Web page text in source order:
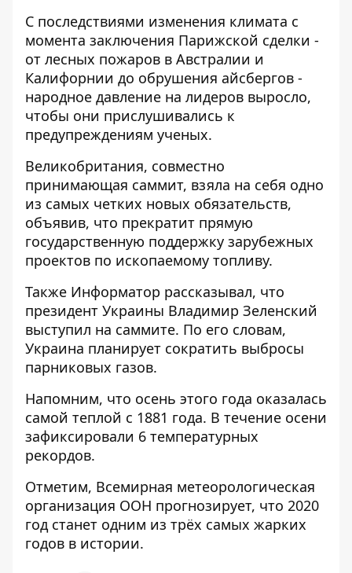
С последствиями изменения климата с
момента заключения Парижской сделки -
от лесных пожаров в Австралии и
Калифорнии до обрушения айсбергов -
народное давление на лидеров выросло,
чтобы они прислушивались к
предупреждениям ученых.
Великобритания, совместно
принимающая саммит, взяла на себя одно
из самых четких новых обязательств,
объявив, что прекратит прямую
государственную поддержку зарубежных
проектов по ископаемому топливу.
Также Информатор рассказывал, что
президент Украины Владимир Зеленский
выступил на саммите. По его словам,
Украина планирует сократить выбросы
парниковых газов.
Напомним, что осень этого года оказалась
самой теплой с 1881 года. В течение осени
зафиксировали 6 температурных
рекордов.
Отметим, Всемирная метеорологическая
организация ООН прогнозирует, что 2020
год станет одним из трёх самых жарких
годов в истории.